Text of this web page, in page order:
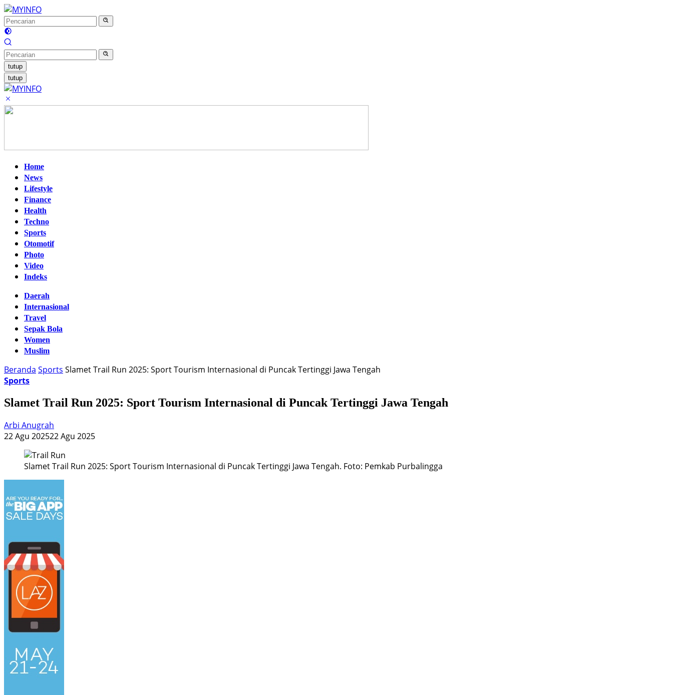
Langsung
ke
konten
tutup
tutup
Home
News
Lifestyle
Finance
Health
Techno
Sports
Otomotif
Photo
Video
Indeks
Daerah
Internasional
Travel
Sepak Bola
Women
Muslim
Beranda Sports Slamet Trail Run 2025: Sport Tourism Internasional di Puncak Tertinggi Jawa Tengah
Sports
Slamet Trail Run 2025: Sport Tourism Internasional di Puncak Tertinggi Jawa Tengah
Arbi Anugrah
22 Agu 202522 Agu 2025
Slamet Trail Run 2025: Sport Tourism Internasional di Puncak Tertinggi Jawa Tengah. Foto: Pemkab Purbalingga